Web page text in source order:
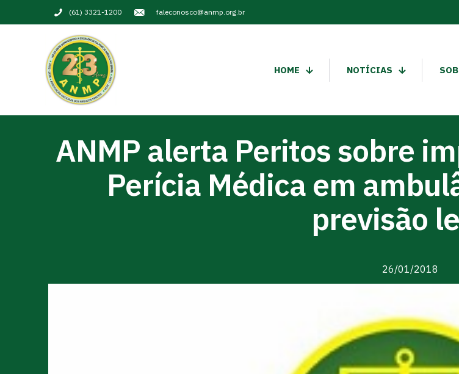
(61) 3321-1200 faleconosco@anmp.org.br
HOME NOTÍCIAS
ANMP alerta Peritos sobre
Perícia Médica em
previsão
26/01/2018